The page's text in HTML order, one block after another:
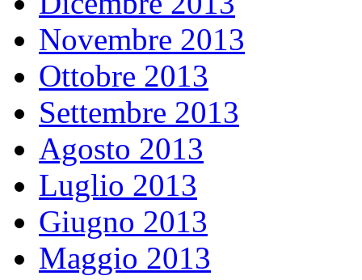
Novembre 2013
Ottobre 2013
Settembre 2013
Agosto 2013
Luglio 2013
Giugno 2013
Maggio 2013